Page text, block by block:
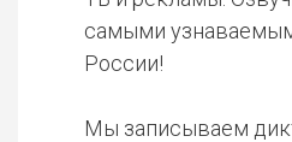
самыми
России!
Мы записываем